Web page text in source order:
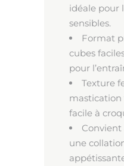
idéale pour
sensibles.
Format
cubes
pour
Texture
facile à
Convient
une